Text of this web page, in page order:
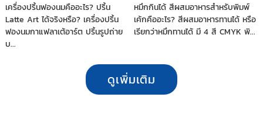
เครื่องปริ้นฟองนมคืออะไร? ปริ้น
Latte Art ได้จริงหรือ? เครื่องปริ้น
ฟองนมกาแฟลาเต้อาร์ต ปริ้นรูปถ่าย
บ...
หมึกกินได้ สีผสมอาหารสำหรับพิมพ์
เค้กคืออะไร? สีผสมอาหารทานได้ หรือ
เรียกว่าหมึกทานได้ มี 4 สี CMYK พิ...
ดูเพิ่มเติม